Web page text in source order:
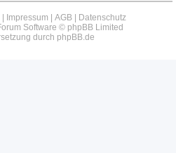
Impressum AGB|
Datenschutz
Software © phpBB Limited
durch phpBB.de